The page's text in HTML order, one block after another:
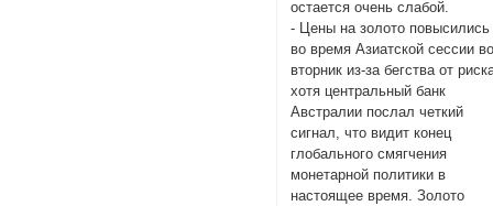
остается очень слабой.
- Цены на золото повысились
во время Азиатской сессии
вторник из-за бегства от
хотя центральный банк
Австралии послал четкий
сигнал, что видит конец
глобального смягчения
монетарной политики в
настоящее время. Золото